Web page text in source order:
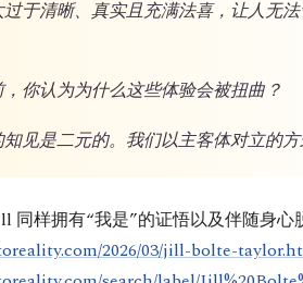
于清晰、真实且充满法喜，让人无
你认为为什么这些体验会被扭曲？
知见是二元的。我们以主客体对立的
同样拥有“我是”的证悟以及伴随身心
2026/03/jill-bolte-